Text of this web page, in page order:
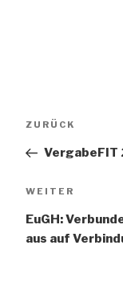
Vorheriger
ZURÜCK
VergabeFIT
Nächster
WEITER
EuGH:
aus auf